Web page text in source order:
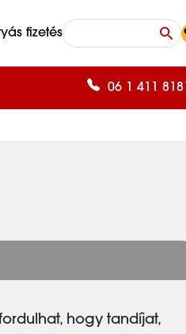
fizetés
06 1 411 8181
hogy tandíjat,